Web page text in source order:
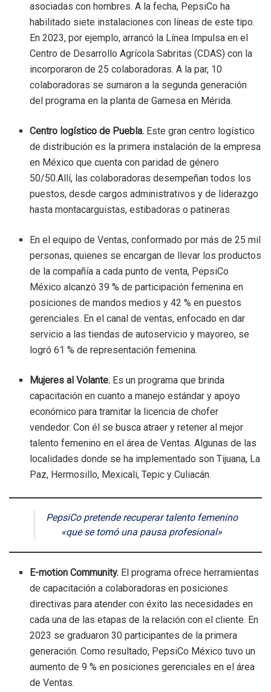
asociadas con hombres. A la fecha, PepsiCo ha
habilitado siete instalaciones con líneas de este tipo.
En 2023, por ejemplo, arrancó la Línea Impulsa en el
Centro de Desarrollo Agrícola Sabritas (CDAS) con la
incorporaron de 25 colaboradoras. A la par, 10
colaboradoras se sumaron a la segunda generación
del programa en la planta de Gamesa en Mérida.
Centro logístico de Puebla. Este gran centro logístico
de distribución es la primera instalación de la empresa
en México que cuenta con paridad de género
50/50.Allí, las colaboradoras desempeñan todos los
puestos, desde cargos administrativos y de liderazgo
hasta montacarguistas, estibadoras o patineras.
En el equipo de Ventas, conformado por más de 25 mil
personas, quienes se encargan de llevar los productos
de la compañía a cada punto de venta, PepsiCo
México alcanzó 39 % de participación femenina en
posiciones de mandos medios y 42 % en puestos
gerenciales. En el canal de ventas, enfocado en dar
servicio a las tiendas de autoservicio y mayoreo, se
logró 61 % de representación femenina.
Mujeres al Volante. Es un programa que brinda
capacitación en cuanto a manejo estándar y apoyo
económico para tramitar la licencia de chofer
vendedor. Con él se busca atraer y retener al mejor
talento femenino en el área de Ventas. Algunas de las
localidades donde se ha implementado son Tijuana, La
Paz, Hermosillo, Mexicali, Tepic y Culiacán.
PepsiCo pretende recuperar talento femenino
«que se tomó una pausa profesional»
E-motion Community. El programa ofrece herramientas
de capacitación a colaboradoras en posiciones
directivas para atender con éxito las necesidades en
cada una de las etapas de la relación con el cliente. En
2023 se graduaron 30 participantes de la primera
generación. Como resultado, PepsiCo México tuvo un
aumento de 9 % en posiciones gerenciales en el área
de Ventas.